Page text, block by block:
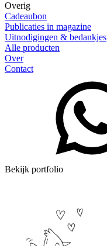
Overig
Cadeaubon
Publicaties in magazine
Uitnodigingen & bedankjes
Alle producten
Over
Contact
Bekijk portfolio